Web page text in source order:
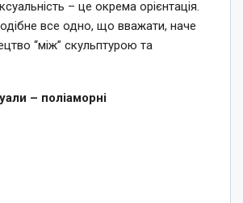
– це окрема орієнтація.
все одно, що вважати, наче
“між” скульптурою та
– поліаморні